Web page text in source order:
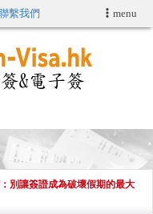
menu
繫我們
證
速通關服务
VISA服務
別讓簽證成為破壞假期的最大